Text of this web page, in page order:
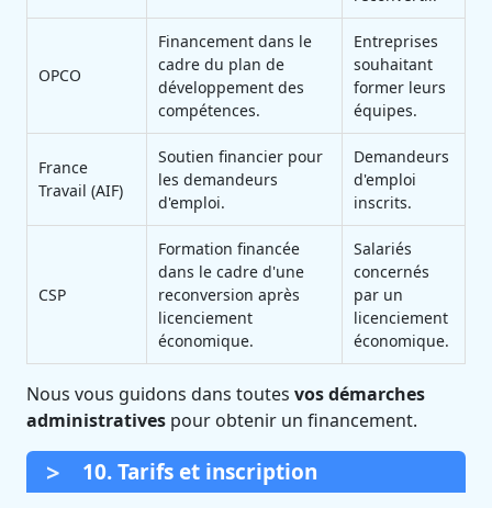
OPCO
Financement dans le
cadre du plan de
développement des
compétences.
Entreprises
souhaitant
former leurs
équipes.
France
Travail (AIF)
Soutien financier pour
les demandeurs
d'emploi.
Demandeurs
d'emploi
inscrits.
CSP
Formation financée
dans le cadre d'une
reconversion après
licenciement
économique.
Salariés
concernés
par un
licenciement
économique.
Nous vous guidons dans toutes vos démarches
administratives pour obtenir un financement.
10. Tarifs et inscription